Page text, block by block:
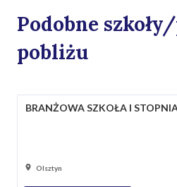
Podobne
pobliżu
BRANŻOWA SZKOŁA I
Olsztyn